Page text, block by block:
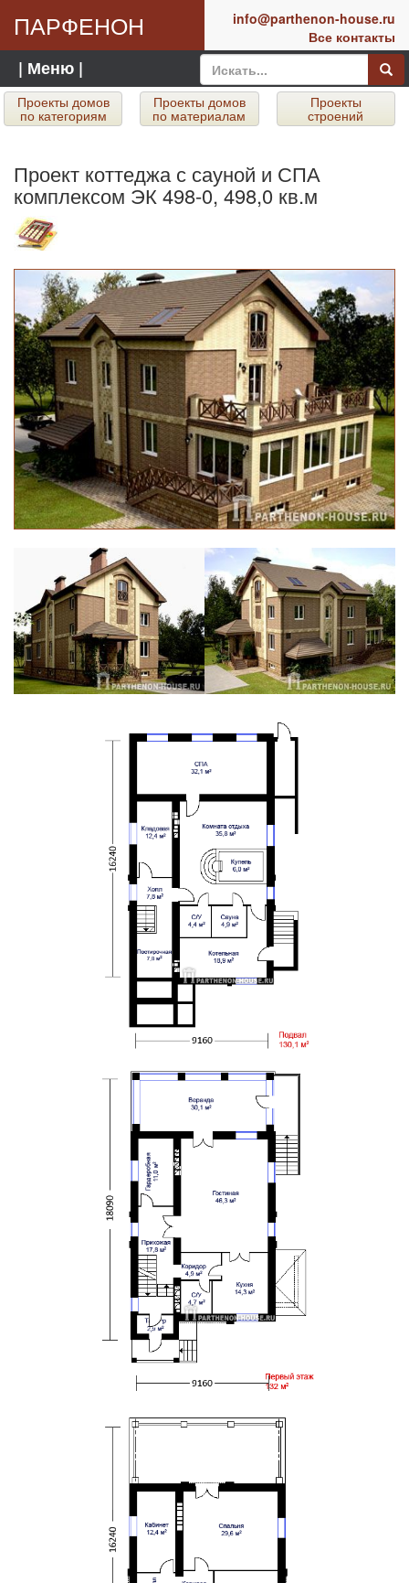
ПАРФЕНОН
info@parthenon-house.ru
Все контакты
| Меню |
Проекты домов
по категориям
Проекты домов
по материалам
Проекты
строений
Проект коттеджа с сауной и СПА
комплексом ЭК 498-0, 498,0 кв.м